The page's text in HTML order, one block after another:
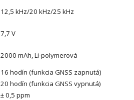
12,5 kHz/20 kHz/25 kHz
7,7 V
2000 mAh, Li-polymerová
16 hodín (funkcia GNSS zapnutá)
20 hodín (funkcia GNSS vypnutá)
± 0,5 ppm